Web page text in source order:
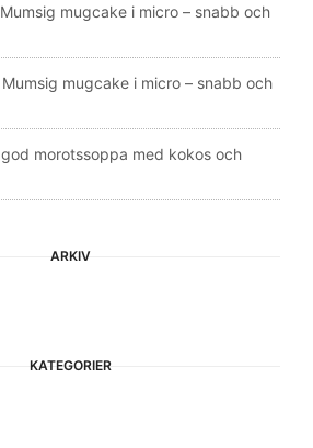
Mumsig mugcake i micro – snabb och
Mumsig mugcake i micro – snabb och
morotssoppa med kokos och
ARKIV
KATEGORIER